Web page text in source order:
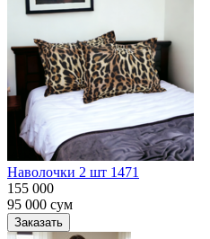
Наволочки 2 шт 1471
155 000
95 000 сум
Заказать